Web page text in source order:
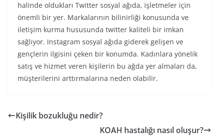
halinde oldukları Twitter sosyal ağıda, işletmeler için
önemli bir yer. Markalarının bilinirliği konusunda ve
iletişim kurma hususunda twitter kaliteli bir imkan
sağlıyor. Instagram sosyal ağıda giderek gelişen ve
gençlerin ilgisini çeken bir konumda. Kadınlara yönelik
satış ve hizmet veren kişilerin bu ağda yer almaları da,
müşterilerini arttırmalarına neden olabilir.
Kişilik bozukluğu nedir?
KOAH hastalığı nasıl oluşur?